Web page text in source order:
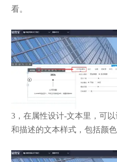
看。
3，在属性设计-文本里，可
和描述的文本样式，包括颜